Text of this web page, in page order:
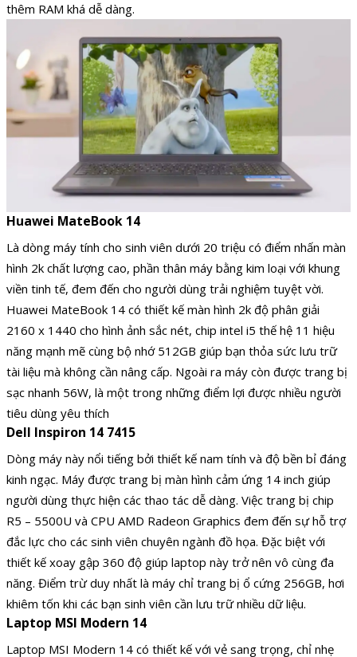
thêm RAM khá dễ dàng.
Huawei MateBook 14
Là dòng máy tính cho sinh viên dưới 20 triệu có điểm nhấn màn
hình 2k chất lượng cao, phần thân máy bằng kim loại với khung
viền tinh tế, đem đến cho người dùng trải nghiệm tuyệt vời.
Huawei MateBook 14 có thiết kế màn hình 2k độ phân giải
2160 x 1440 cho hình ảnh sắc nét, chip intel i5 thế hệ 11 hiệu
năng mạnh mẽ cùng bộ nhớ 512GB giúp bạn thỏa sức lưu trữ
tài liệu mà không cần nâng cấp. Ngoài ra máy còn được trang bị
sạc nhanh 56W, là một trong những điểm lợi được nhiều người
tiêu dùng yêu thích
Dell Inspiron 14 7415
Dòng máy này nổi tiếng bởi thiết kế nam tính và độ bền bỉ đáng
kinh ngạc. Máy được trang bị màn hình cảm ứng 14 inch giúp
người dùng thực hiện các thao tác dễ dàng. Việc trang bị chip
R5 – 5500U và CPU AMD Radeon Graphics đem đến sự hỗ trợ
đắc lực cho các sinh viên chuyên ngành đồ họa. Đặc biệt với
thiết kế xoay gập 360 độ giúp laptop này trở nên vô cùng đa
năng. Điểm trừ duy nhất là máy chỉ trang bị ổ cứng 256GB, hơi
khiêm tốn khi các bạn sinh viên cần lưu trữ nhiều dữ liệu.
Laptop MSI Modern 14
Laptop MSI Modern 14 có thiết kế với vẻ sang trọng, chỉ nhẹ